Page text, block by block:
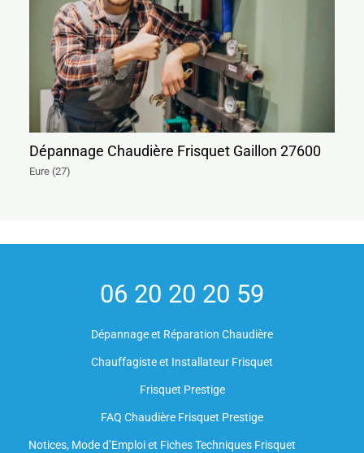
Dépannage Chaudière Frisquet Gaillon 27600
Eure (27)
06 20 20 20 59
Dépannage et Réparation Chaudière
Chauffagiste et Installateur Frisquet
Frisquet Prestige
FAQ Chaudière Frisquet Prestige
Notices, Mode d’Emploi et Fiches Techniques Frisquet